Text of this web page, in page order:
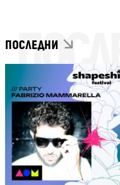
ПОСЛЕДНИ